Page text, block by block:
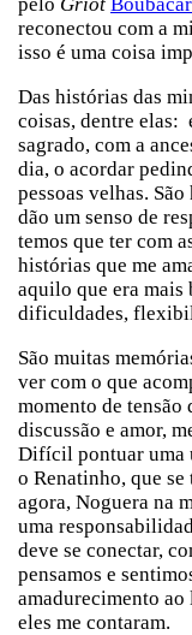
reconectou com a
isso é uma coisa
Das histórias das
coisas, dentre elas:
sagrado, com a
dia, o acordar
pessoas velhas.
dão um senso de
temos que ter com
histórias que me
aquilo que era mais
dificuldades,
São muitas
ver com o que
momento de tensão
discussão e amor,
Difícil pontuar uma
o Renatinho, que
agora, Noguera na
uma
deve se conectar,
pensamos e
amadurecimento
eles me contaram.